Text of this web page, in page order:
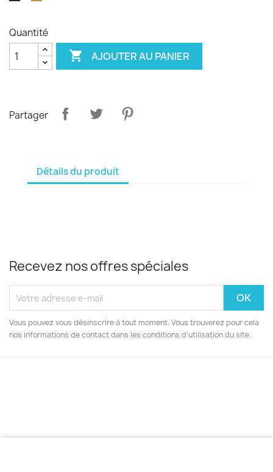
Quantité
 AJOUTER AU PANIER
Partager
Détails du produit
Recevez nos offres spéciales
Vous pouvez vous désinscrire à tout moment. Vous trouverez pour cela
nos informations de contact dans les conditions d'utilisation du site.